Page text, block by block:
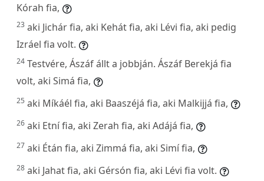
Kórah fia,
23 aki Jichár fia, aki Kehát fia, aki Lévi fia, aki pedig
Izráel fia volt.
24 Testvére, Ászáf állt a jobbján. Ászáf Berekjá fia
volt, aki Simá fia,
25 aki Míkáél fia, aki Baaszéjá fia, aki Malkijjá fia,
26 aki Etní fia, aki Zerah fia, aki Adájá fia,
27 aki Étán fia, aki Zimmá fia, aki Simí fia,
28 aki Jahat fia, aki Gérsón fia, aki Lévi fia volt.